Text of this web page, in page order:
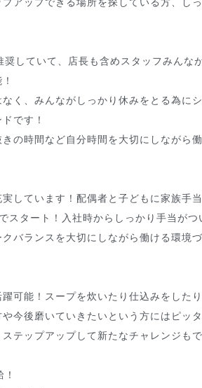
していて、店長も含めスタッフみんな
く、みんながしっかり休みをとる為に
です！
の時間など自分時間を大切にしながら
しています！配偶者と子どもに家族手
スタート！入社時からしっかり手当が
バランスを大切にしながら働ける環境
可能！スープを炊いたり仕込みをした
今後磨いていきたいという方にはピッタ
テップアップして新たなチャレンジも